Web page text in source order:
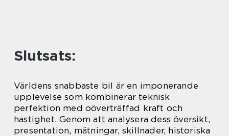
Slutsats:
Världens snabbaste bil är en imponerande
upplevelse som kombinerar teknisk
perfektion med oöverträffad kraft och
hastighet. Genom att analysera dess översikt,
presentation, mätningar, skillnader, historiska